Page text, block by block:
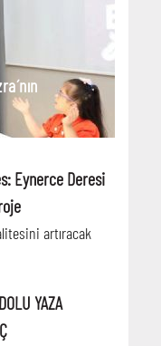
Eynerce Deresi
artıracak
YAZA